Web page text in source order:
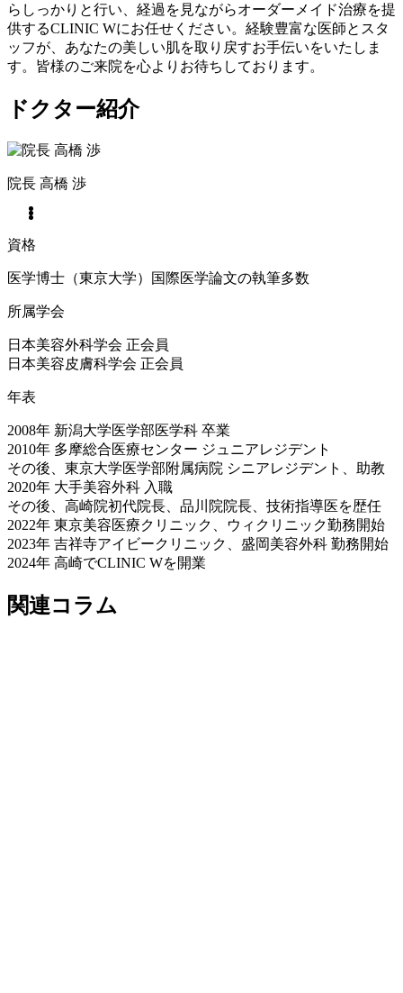
らしっかりと行い、経過を見ながらオーダーメイド治療を提
供するCLINIC Wにお任せください。経験豊富な医師とスタ
ッフが、あなたの美しい肌を取り戻すお手伝いをいたしま
す。皆様のご来院を心よりお待ちしております。
ドクター紹介
院長 高橋 渉
資格
医学博士（東京大学）国際医学論文の執筆多数
所属学会
日本美容外科学会 正会員
日本美容皮膚科学会 正会員
年表
2008年 新潟大学医学部医学科 卒業
2010年 多摩総合医療センター ジュニアレジデント
その後、東京大学医学部附属病院 シニアレジデント、助教
2020年 大手美容外科 入職
その後、高崎院初代院長、品川院院長、技術指導医を歴任
2022年 東京美容医療クリニック、ウィクリニック勤務開始
2023年 吉祥寺アイビークリニック、盛岡美容外科 勤務開始
2024年 高崎でCLINIC Wを開業
関連コラム